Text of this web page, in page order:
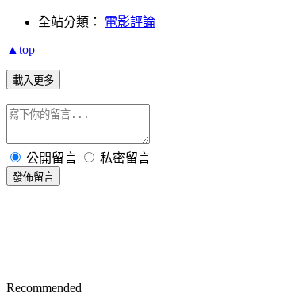
全站分類： 電影評論
▲top
載入更多
公開留言 私密留言
發佈留言
Recommended